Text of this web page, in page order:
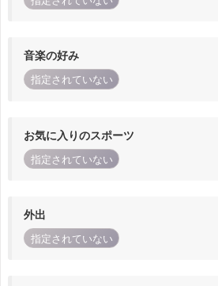
音楽の好み
指定されていない
お気に入りのスポーツ
指定されていない
外出
指定されていない